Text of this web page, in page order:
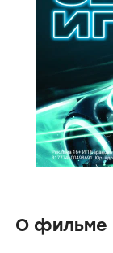
О фильме